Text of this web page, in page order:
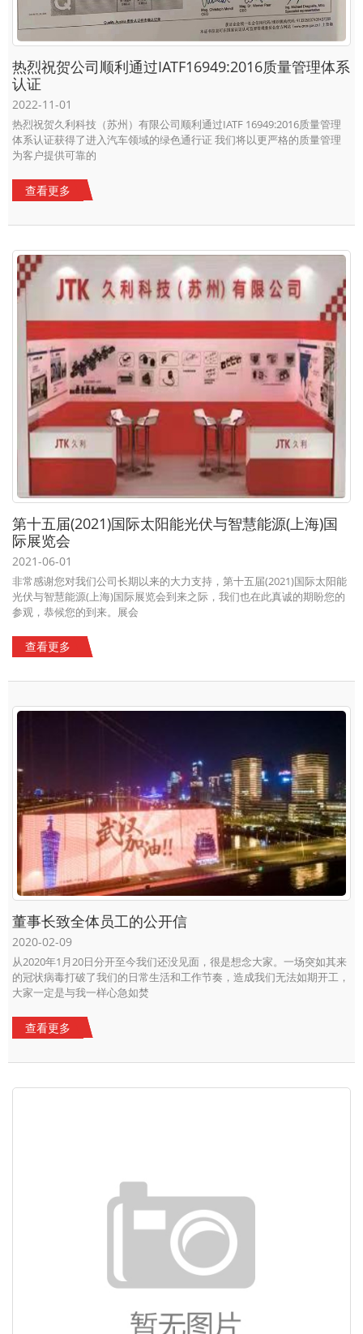
热烈祝贺公司顺利通过IATF16949:2016质量管理体系
认证
2022-11-01
热烈祝贺久利科技（苏州）有限公司顺利通过IATF 16949:2016质量管理
体系认证获得了进入汽车领域的绿色通行证 我们将以更严格的质量管理
为客户提供可靠的
查看更多
第十五届(2021)国际太阳能光伏与智慧能源(上海)国
际展览会
2021-06-01
非常感谢您对我们公司长期以来的大力支持，第十五届(2021)国际太阳能
光伏与智慧能源(上海)国际展览会到来之际，我们也在此真诚的期盼您的
参观，恭候您的到来。展会
查看更多
董事长致全体员工的公开信
2020-02-09
从2020年1月20日分开至今我们还没见面，很是想念大家。一场突如其来
的冠状病毒打破了我们的日常生活和工作节奏，造成我们无法如期开工，
大家一定是与我一样心急如焚
查看更多